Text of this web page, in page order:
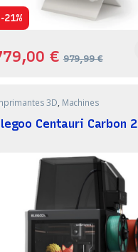
-21%
€ 979,99€
3D, Machines
Centauri Carbon 2